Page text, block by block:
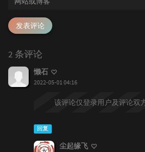
发表评论
2 条评论
懒石
2022-05-01 04:16
该评论仅登录用户及评论双
回复
尘起缘飞